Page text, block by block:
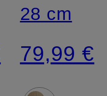
28 cm
79,99 €